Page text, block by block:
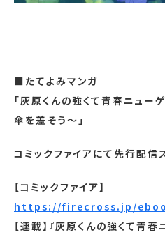
■たてよみマンガ
「灰原くんの強くて青春ニュ
傘を差そう～」
コミックファイアにて先行配信
【コミックファイア】
https://firecross.jp/
【連載】『灰原くんの強くて青